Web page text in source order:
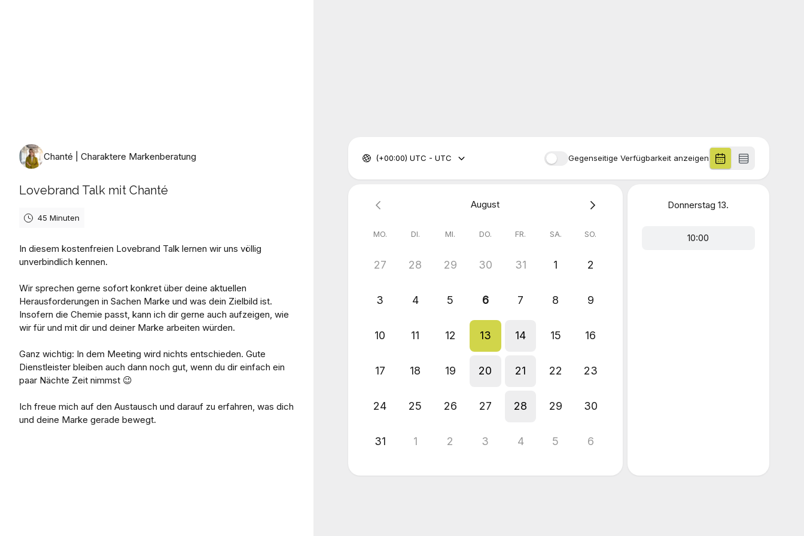
Chanté | Charaktere Markenberatung
Lovebrand Talk mit Chanté
45 Minuten
In diesem kostenfreien Lovebrand Talk lernen wir uns völlig
unverbindlich kennen.
Wir sprechen gerne sofort konkret über deine aktuellen
Herausforderungen in Sachen Marke und was dein Zielbild ist.
Insofern die Chemie passt, kann ich dir gerne auch aufzeigen, wie
wir für und mit dir und deiner Marke arbeiten würden.
Ganz wichtig: In dem Meeting wird nichts entschieden. Gute
Dienstleister bleiben auch dann noch gut, wenn du dir einfach ein
paar Nächte Zeit nimmst 😉
Ich freue mich auf den Austausch und darauf zu erfahren, was dich
und deine Marke gerade bewegt.
Gegenseitige Verfügbarkeit anzeigen
(+00:00) UTC - UTC
August
MO. DI. MI. DO. FR. SA. SO.
27 28 29 30 31 1 2
3 4 5 6 7 8 9
10 11 12 13 14 15 16
17 18 19 20 21 22 23
24 25 26 27 28 29 30
31 1 2 3 4 5 6
Donnerstag 13.
10:00